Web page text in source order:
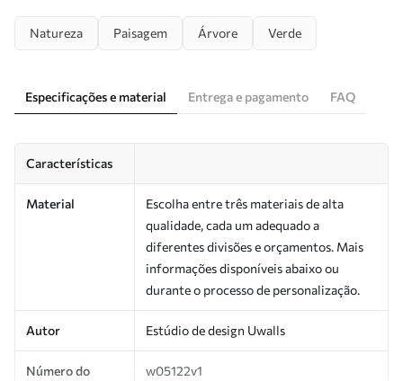
Natureza Paisagem Árvore Verde
Especificações e material Entrega e pagamento FAQ
Características
Material
Escolha entre três materiais de alta
qualidade, cada um adequado a
diferentes divisões e orçamentos. Mais
informações disponíveis abaixo ou
durante o processo de personalização.
Autor Estúdio de design Uwalls
Número do
w05122v1